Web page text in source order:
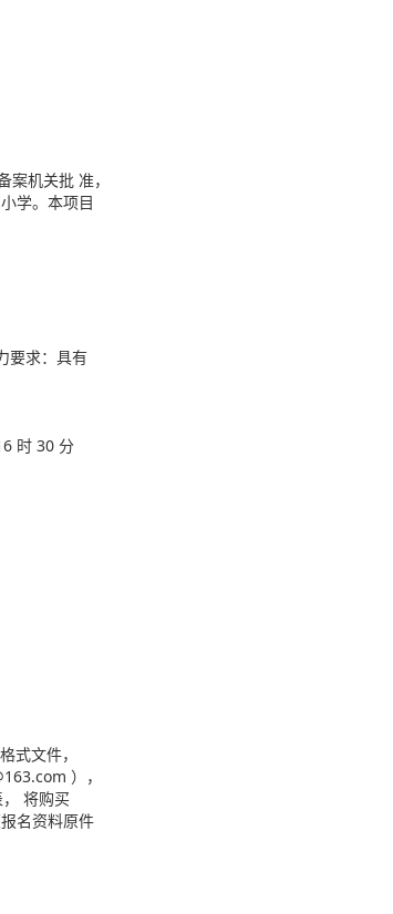
机关批 准，
学。本项目
要求：具有
时 30 分
式文件，
），
将购买
名资料原件